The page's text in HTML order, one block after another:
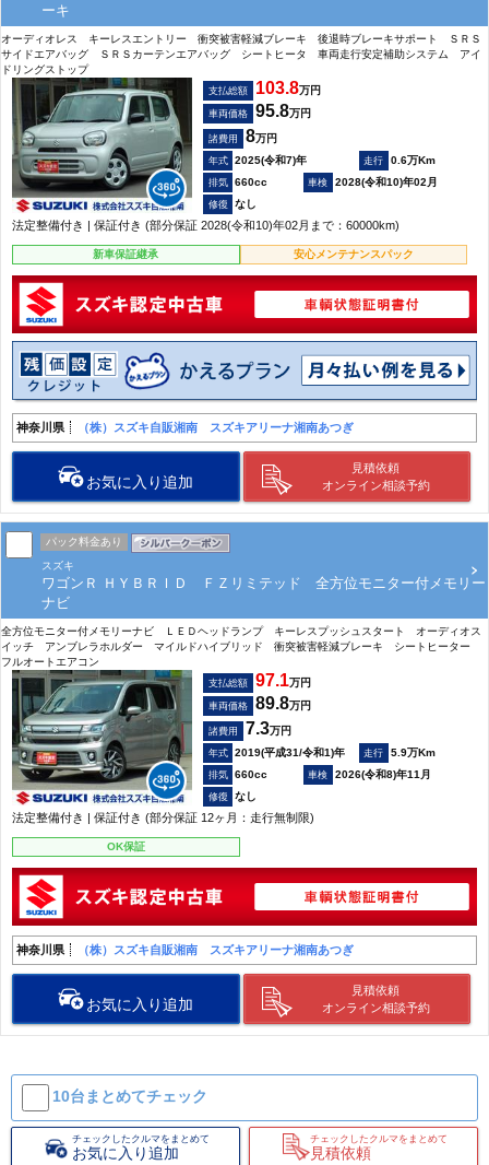
ーキ
オーディオレス キーレスエントリー 衝突被害軽減ブレーキ 後退時ブレーキサポート ＳＲＳ
サイドエアバッグ ＳＲＳカーテンエアバッグ シートヒータ 車両走行安定補助システム アイ
ドリングストップ
支払総額 103.8万円
車両価格 95.8万円
諸費用 8万円
2025(令和7)年
0.6万Km
660cc
2028(令和10)年02月
なし
法定整備付き | 保証付き (部分保証 2028(令和10)年02月まで：60000km)
新車保証継承 安心メンテナンスパック
神奈川県 （株）スズキ自販湘南 スズキアリーナ湘南あつぎ
お気に入り追加
見積依頼
オンライン相談予約
パック料金あり
スズキ
ワゴンＲ ＨＹＢＲＩＤ ＦＺリミテッド 全方位モニター付メモリー
ナビ
全方位モニター付メモリーナビ ＬＥＤヘッドランプ キーレスプッシュスタート オーディオス
イッチ アンブレラホルダー マイルドハイブリッド 衝突被害軽減ブレーキ シートヒーター
フルオートエアコン
支払総額 97.1万円
車両価格 89.8万円
諸費用 7.3万円
2019(平成31/令和1)年
5.9万Km
660cc
2026(令和8)年11月
なし
法定整備付き | 保証付き (部分保証 12ヶ月：走行無制限)
OK保証
神奈川県 （株）スズキ自販湘南 スズキアリーナ湘南あつぎ
お気に入り追加
見積依頼
オンライン相談予約
10台まとめてチェック
チェックしたクルマをまとめて
お気に入り追加
チェックしたクルマをまとめて
見積依頼